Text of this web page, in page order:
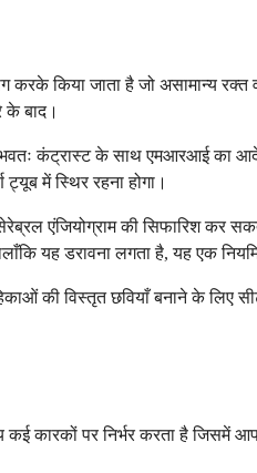
करके किया जाता है जो
के बाद।
कंट्रास्ट के साथ एमआरआई का आदेश
में स्थिर रहना होगा।
एंजियोग्राम की सिफारिश कर
यह डरावना लगता है, यह एक
की विस्तृत छवियाँ बनाने के
कई कारकों पर निर्भर करता है